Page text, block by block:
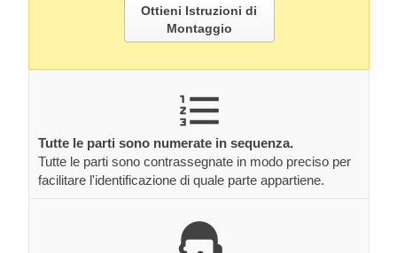
Ottieni Istruzioni di
Montaggio
Tutte le parti sono numerate in sequenza.
Tutte le parti sono contrassegnate in modo preciso per
facilitare l'identificazione di quale parte appartiene.